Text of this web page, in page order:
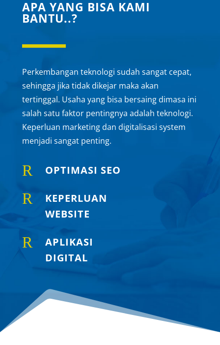
APA YANG BISA KAMI
BANTU..?
Perkembangan teknologi sudah sangat cepat,
sehingga jika tidak dikejar maka akan
tertinggal. Usaha yang bisa bersaing dimasa ini
salah satu faktor pentingnya adalah teknologi.
Keperluan marketing dan digitalisasi system
menjadi sangat penting.
R OPTIMASI SEO
R
KEPERLUAN
WEBSITE
R
APLIKASI
DIGITAL